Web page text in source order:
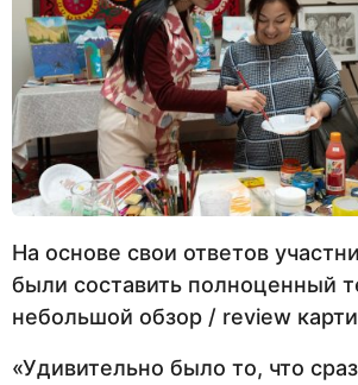
На основе свои ответов
были составить полноценный
небольшой обзор / review
«Удивительно было то, что